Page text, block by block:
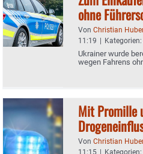
ohne
Von Christian
11:19 | Kategorien:
Ukrainer wurde
wegen Fahrens
Mit Promille
Von Christian
11:15 | Kategorien: